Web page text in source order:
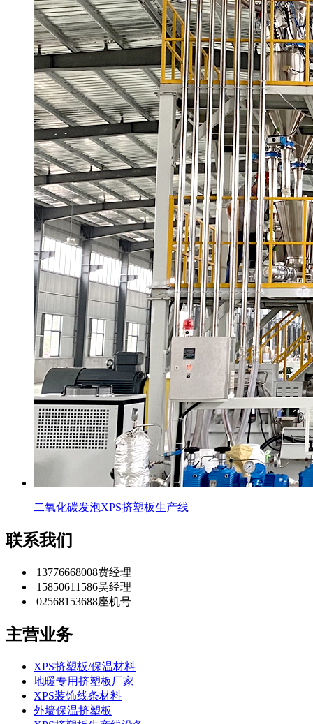
二氧化碳发泡XPS挤塑板生产线
联系我们
13776668008费经理
15850611586吴经理
02568153688座机号
主营业务
XPS挤塑板/保温材料
地暖专用挤塑板厂家
XPS装饰线条材料
外墙保温挤塑板